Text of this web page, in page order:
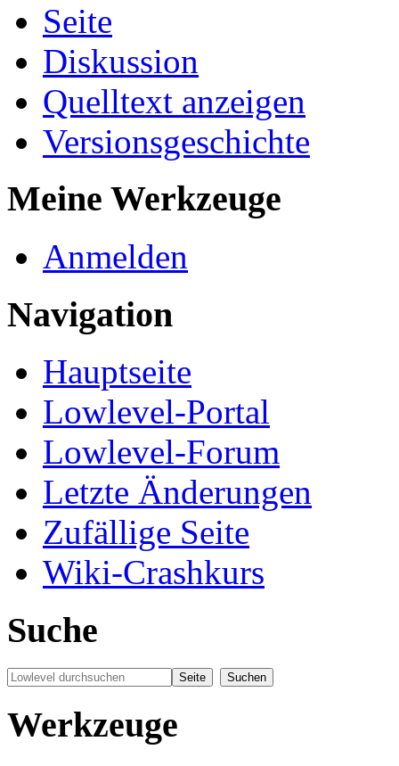
Seite
Diskussion
Quelltext anzeigen
Versionsgeschichte
Meine Werkzeuge
Anmelden
Navigation
Hauptseite
Lowlevel-Portal
Lowlevel-Forum
Letzte Änderungen
Zufällige Seite
Wiki-Crashkurs
Suche
Werkzeuge